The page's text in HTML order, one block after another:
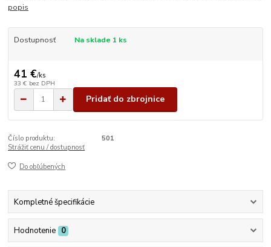
popis
Dostupnosť Na sklade 1 ks
41 €/ks
33 € bez DPH
Pridať do zbrojnice
Číslo produktu:
501
Strážiť cenu / dostupnosť
Do obľúbených
Kompletné špecifikácie
Hodnotenie 0